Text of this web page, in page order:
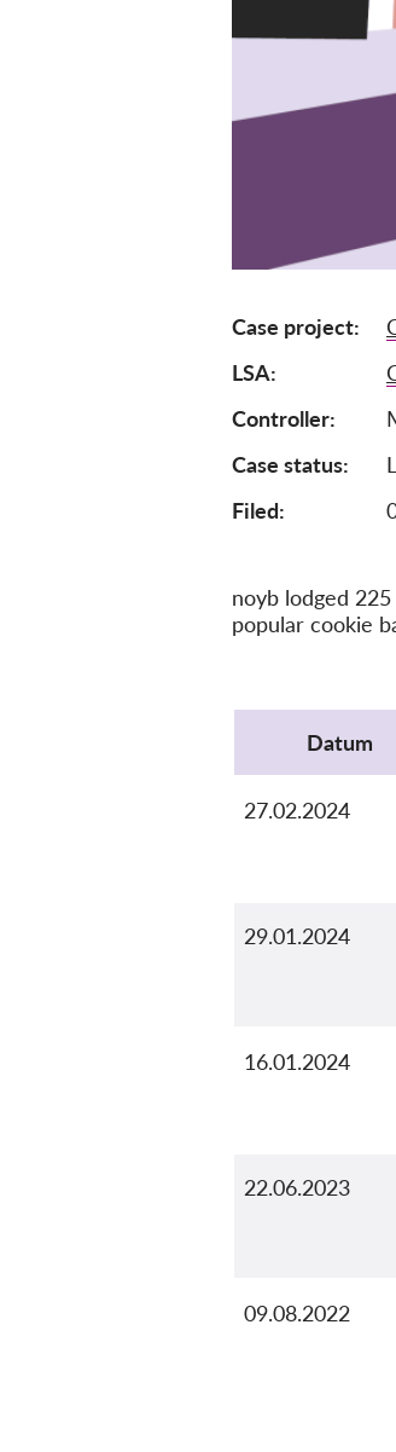
Case project
LSA
Controller
Case status
Filed:
noyb lodged
popular cookie
Datum
27.02.2024
29.01.2024
16.01.2024
22.06.2023
09.08.2022